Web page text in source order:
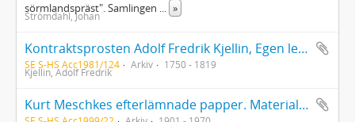
sörmlandspräst". Samlingen ... »
Strömdahl, Johan
Kontraktsprosten Adolf Fredrik Kjellin, Egen lefvernes Beskrivning författad 1813 i 64de Lefnadsåret (kopia)
SE S-HS Acc1981/124 Arkiv 1750 - 1819
Kjellin, Adolf Fredrik
Kurt Meschkes efterlämnade papper. Material till hans doktorsavhandling "Schwerttanz und Schwerttanzspiel im germanischen Kulturkreis"